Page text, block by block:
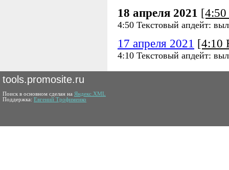
18 апреля 2021
4:50 Текстовый апдейт:
17 апреля 2021 [4:10
4:10 Текстовый апдейт:
tools.promosite.ru
Поиск в основном сделан на Яндекс.XML
Поддержка: Евгений Трофименко